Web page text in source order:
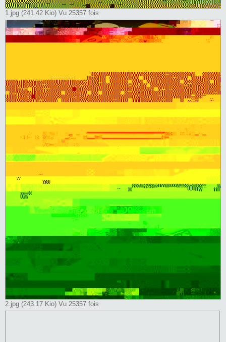
1.jpg (241.42 Kio) Vu 25357 fois
2.jpg (243.17 Kio) Vu 25357 fois